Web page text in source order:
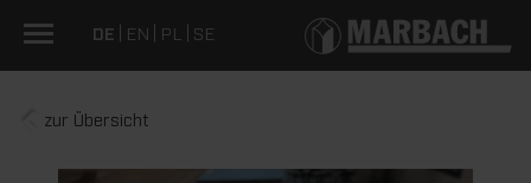
DE EN PL SE
zur Übersicht